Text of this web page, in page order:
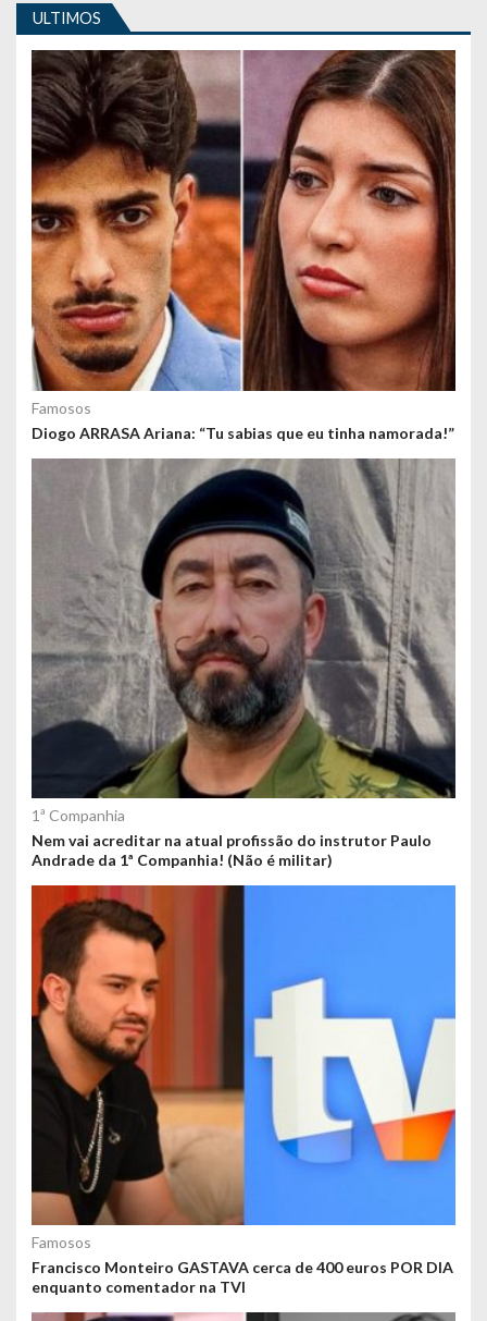
ULTIMOS
Famosos
Diogo ARRASA Ariana: “Tu sabias que eu tinha namorada!”
1ª Companhia
Nem vai acreditar na atual profissão do instrutor Paulo
Andrade da 1ª Companhia! (Não é militar)
Famosos
Francisco Monteiro GASTAVA cerca de 400 euros POR DIA
enquanto comentador na TVI